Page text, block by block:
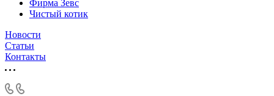
Фирма Зевс
Чистый котик
Новости
Статьи
Контакты